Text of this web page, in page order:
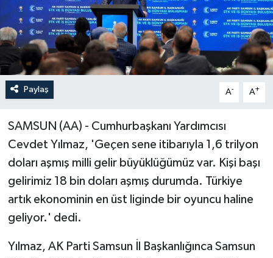
Paylaş A- A+
SAMSUN (AA) - Cumhurbaşkanı Yardımcısı
Cevdet Yılmaz, 'Geçen sene itibarıyla 1,6 trilyon
doları aşmış milli gelir büyüklüğümüz var. Kişi başı
gelirimiz 18 bin doları aşmış durumda. Türkiye
artık ekonominin en üst liginde bir oyuncu haline
geliyor.' dedi.
Yılmaz, AK Parti Samsun İl Başkanlığınca Samsun
YAŞAM
Yerel